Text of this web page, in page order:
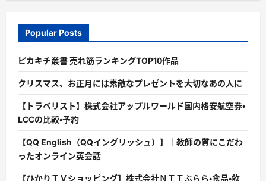
Popular Posts
ピカキチ叢書 売れ筋ランキングTOP10作品
クリスマス、お正月には素敵なプレゼントを大切なあの人に
【トラベリスト】株式会社アップルワールド国内格安航空券・
LCCの比較・予約
【QQ English（QQイングリッシュ）】｜教師の質にこだわ
ったオンライン英会話
【ひかりＴＶショッピング】株式会社ＮＴＴぷらら・食品・飲